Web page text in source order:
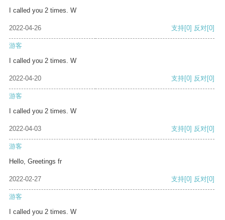
I called you 2 times. W
2022-04-26 支持[0] 反对[0]
游客
I called you 2 times. W
2022-04-20 支持[0] 反对[0]
游客
I called you 2 times. W
2022-04-03 支持[0] 反对[0]
游客
Hello, Greetings fr
2022-02-27 支持[0] 反对[0]
游客
I called you 2 times. W